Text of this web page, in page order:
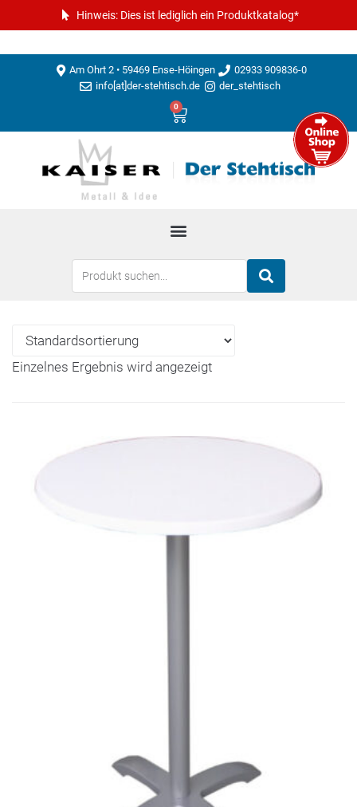
Hinweis: Dies ist lediglich ein Produktkatalog*
Am Ohrt 2 • 59469 Ense-Höingen
02933 909836-0
info[at]der-stehtisch.de
der_stehtisch
0
Einzelnes Ergebnis wird angezeigt